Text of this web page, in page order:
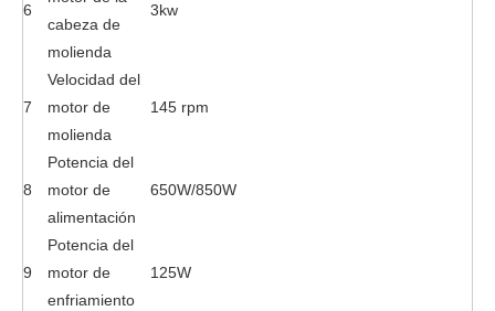
6
cabeza de
molienda
3kw
7
Velocidad del
motor de
molienda
145 rpm
8
Potencia del
motor de
alimentación
650W/850W
9
Potencia del
motor de
enfriamiento
125W